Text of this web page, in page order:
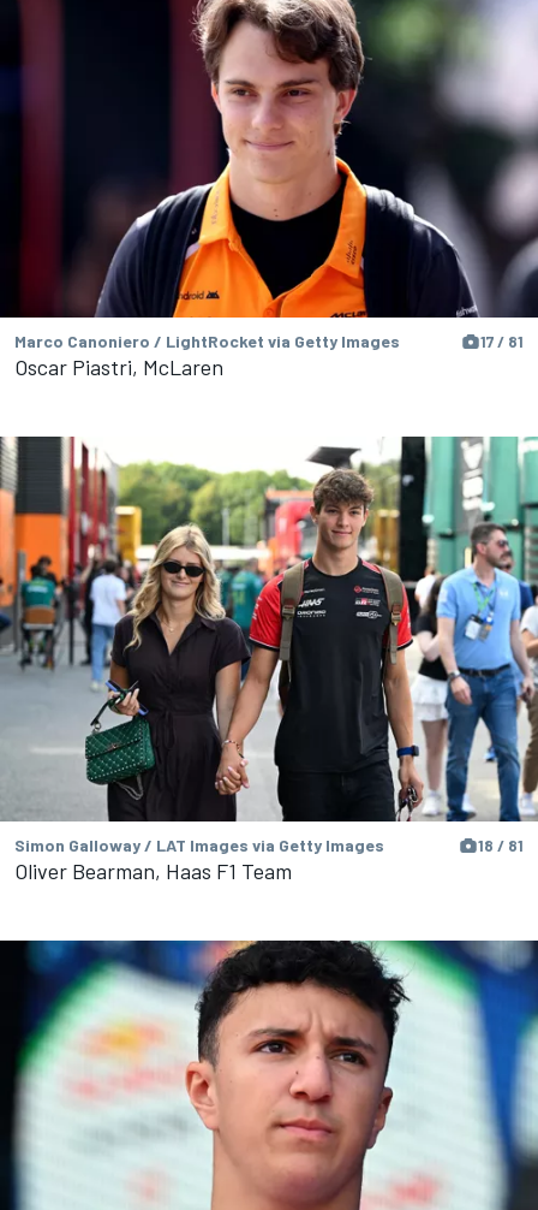
Marco Canoniero / LightRocket via Getty Images 17 / 81
Oscar Piastri, McLaren
Simon Galloway / LAT Images via Getty Images 18 / 81
Oliver Bearman, Haas F1 Team